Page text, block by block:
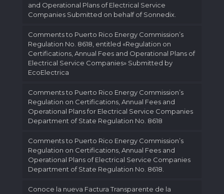
and Operational Plans of Electrical Service
Companies Submitted on behalf of Sonnedix.
Comments to Puerto Rico Energy Commission’s
Regulation No. 8618, entitled «Regulation on
Certifications, Annual Fees and Operational Plans of
Electrical Service Companies» Submitted by
EcoElectrica
Comments to Puerto Rico Energy Commission’s
Regulation on Certifications, Annual Fees and
Operational Plans for Electrical Service Companies
Department of State Regulation No. 8618
Comments to Puerto Rico Energy Commission’s
Regulation on Certifications, Annual Fees and
Operational Plans of Electrical Service Companies
Department of State Regulation No. 8618.
Conoce la nueva Factura Transparente de la